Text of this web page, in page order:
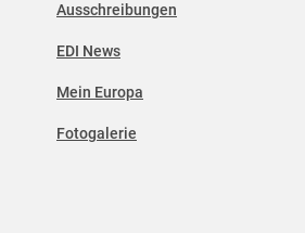
Ausschreibungen
EDI News
Mein Europa
Fotogalerie